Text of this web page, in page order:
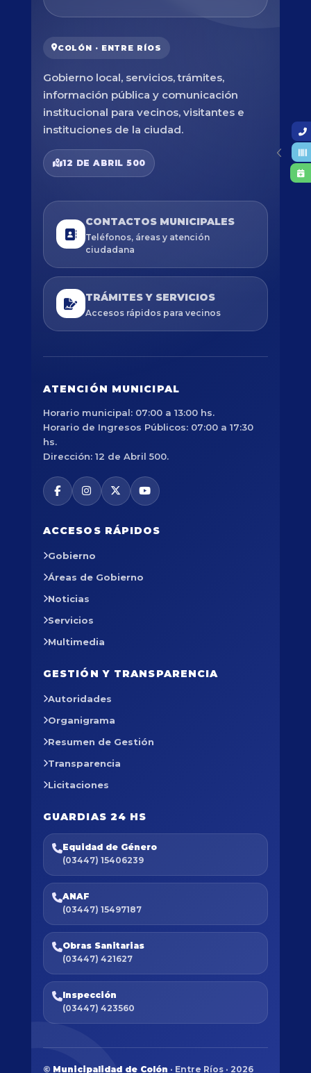
COLÓN · ENTRE RÍOS
Gobierno local, servicios, trámites,
información pública y comunicación
institucional para vecinos, visitantes e
instituciones de la ciudad.
12 DE ABRIL 500
CONTACTOS MUNICIPALES
Teléfonos, áreas y atención
ciudadana
TRÁMITES Y SERVICIOS
Accesos rápidos para vecinos
ATENCIÓN MUNICIPAL
Horario municipal: 07:00 a 13:00 hs.
Horario de Ingresos Públicos: 07:00 a 17:30
hs.
Dirección: 12 de Abril 500.
ACCESOS RÁPIDOS
Gobierno
Áreas de Gobierno
Noticias
Servicios
Multimedia
GESTIÓN Y TRANSPARENCIA
Autoridades
Organigrama
Resumen de Gestión
Transparencia
Licitaciones
GUARDIAS 24 HS
Equidad de Género
(03447) 15406239
ANAF
(03447) 15497187
Obras Sanitarias
(03447) 421627
Inspección
(03447) 423560
© Municipalidad de Colón · Entre Ríos · 2026